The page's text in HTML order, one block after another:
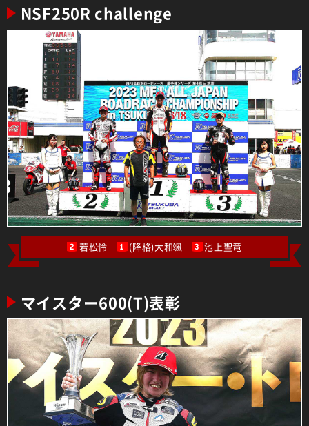
NSF250R challenge
1 (降格)大和颯
2 若松怜 3 池上聖竜
マイスター600(T)表彰